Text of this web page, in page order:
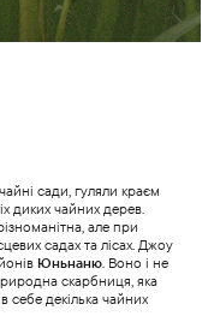
сади, гуляли краєм
диких чайних дерев.
але при
садах та лісах. Джоу
Юньнаню. Воно і не
скарбниця, яка
себе декілька чайних